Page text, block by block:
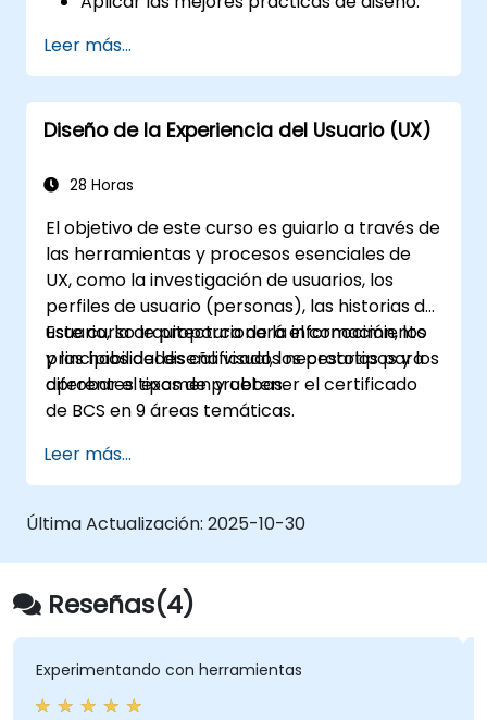
los proyectos de diseño.
Colaborar con otros diseñadores y
desarrolladores usando Figma.
Leer más...
Diseño de la Experiencia del Usuario (UX)
28 Horas
El objetivo de este curso es guiarlo a través de
las herramientas y procesos esenciales de
UX, como la investigación de usuarios, los
perfiles de usuario (personas), las historias de
usuario, la arquitectura de la información, los
principios del diseño visual, los prototipos y los
diferentes tipos de pruebas.
Este curso le proporcionará el conocimiento
y las habilidades calificados necesarios para
aprobar el examen y obtener el certificado
de BCS en 9 áreas temáticas.
Leer más...
Última Actualización: 2025-10-30
Reseñas(4)
Experimentando con herramientas